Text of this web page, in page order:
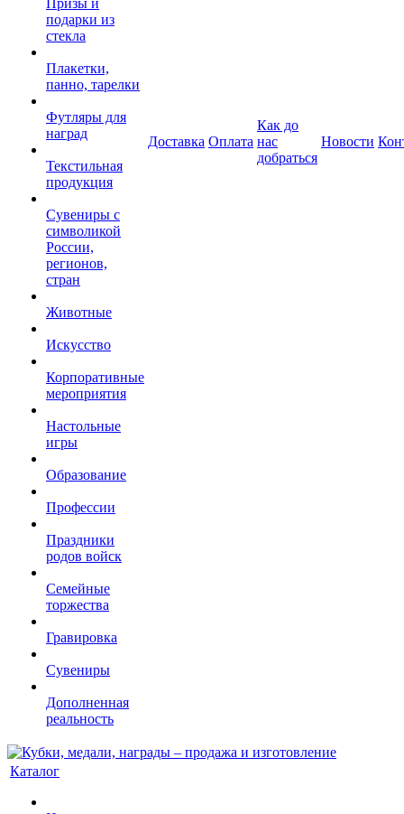
Призы и
подарки из
стекла
Плакетки,
панно, тарелки
Футляры для
наград
Текстильная
продукция
Сувениры с
символикой
России,
регионов,
стран
Животные
Искусство
Корпоративные
мероприятия
Настольные
игры
Образование
Профессии
Праздники
родов войск
Семейные
торжества
Гравировка
Сувениры
Дополненная
реальность
Доставка Оплата
Как до
нас
добраться
Новости
Каталог